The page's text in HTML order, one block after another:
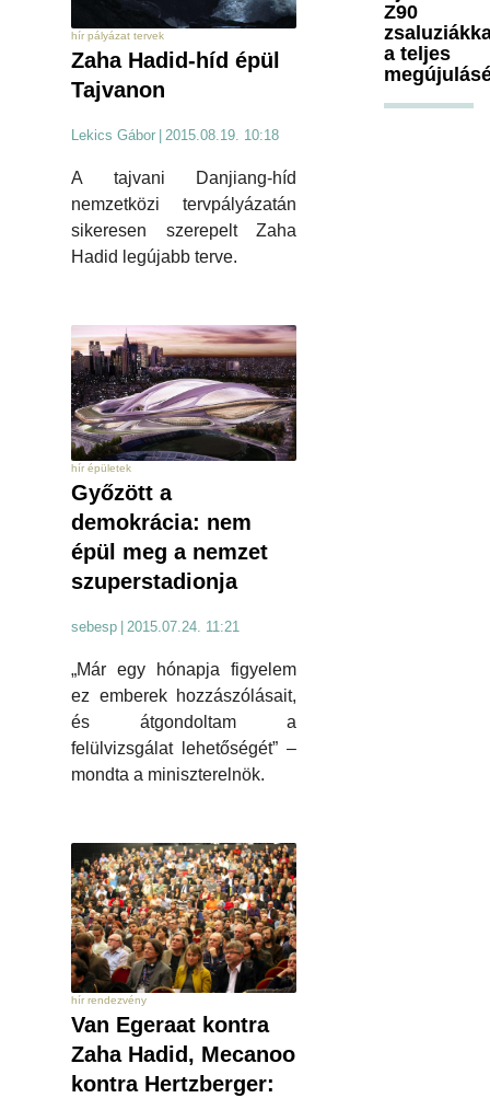
hír pályázat tervek
Zaha Hadid-híd épül
Tajvanon
Lekics Gábor 2015.08.19. 10:18
A tajvani Danjiang-híd
nemzetközi tervpályázatán
sikeresen szerepelt Zaha
Hadid legújabb terve.
hír épületek
Győzött a
demokrácia: nem
épül meg a nemzet
szuperstadionja
sebesp 2015.07.24. 11:21
„Már egy hónapja figyelem
ez emberek hozzászólásait,
és átgondoltam a
felülvizsgálat lehetőségét” –
mondta a miniszterelnök.
hír rendezvény
Van Egeraat kontra
Zaha Hadid, Mecanoo
kontra Hertzberger:
Z90
a teljes